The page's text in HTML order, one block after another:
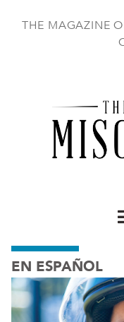
THE MAGAZINE
EN ESPAÑOL